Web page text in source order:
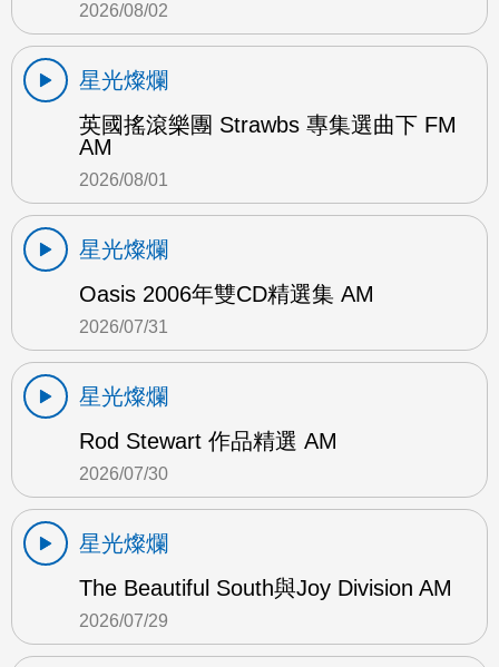
2026/08/02
星光燦爛
英國搖滾樂團 Strawbs 專集選曲下 FM
AM
2026/08/01
星光燦爛
Oasis 2006年雙CD精選集 AM
2026/07/31
星光燦爛
Rod Stewart 作品精選 AM
2026/07/30
星光燦爛
The Beautiful South與Joy Division AM
2026/07/29